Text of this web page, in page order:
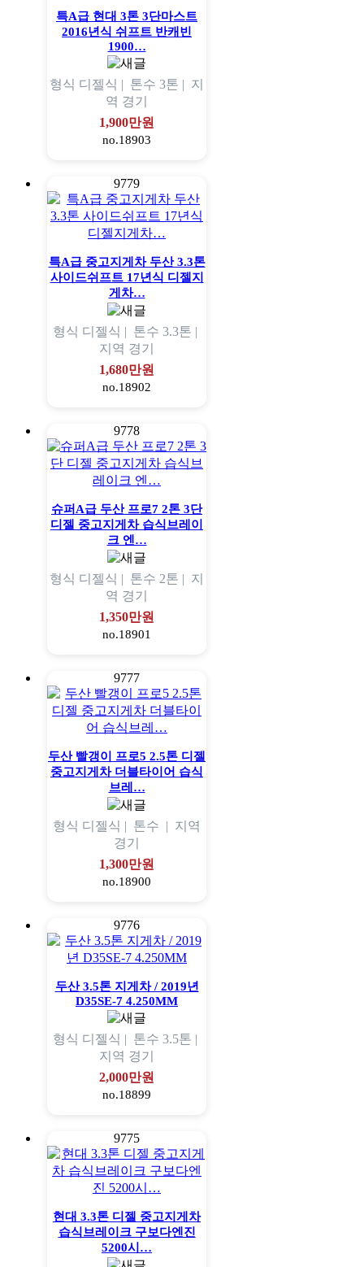
특A급 현대 3톤 3단마스트
2016년식 쉬프트 반캐빈
1900…
형식 디젤식 | 톤수 3톤 | 지
역 경기
1,900만원
no.18903
9779
특A급 중고지게차 두산 3.3톤
사이드쉬프트 17년식 디젤지
게차…
형식 디젤식 | 톤수 3.3톤 |
지역 경기
1,680만원
no.18902
9778
슈퍼A급 두산 프로7 2톤 3단
디젤 중고지게차 습식브레이
크 엔…
형식 디젤식 | 톤수 2톤 | 지
역 경기
1,350만원
no.18901
9777
두산 빨갱이 프로5 2.5톤 디젤
중고지게차 더블타이어 습식
브레…
형식 디젤식 | 톤수 | 지역
경기
1,300만원
no.18900
9776
두산 3.5톤 지게차 / 2019년
D35SE-7 4.250MM
형식 디젤식 | 톤수 3.5톤 |
지역 경기
2,000만원
no.18899
9775
현대 3.3톤 디젤 중고지게차
습식브레이크 구보다엔진
5200시…